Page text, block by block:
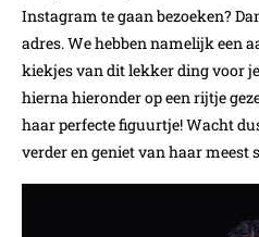
Instagram te gaan bezoeken?
adres. We hebben namelijk een
kiekjes van dit lekker ding voor
hierna hieronder op een rijtje
haar perfecte figuurtje! Wacht
verder en geniet van haar meest